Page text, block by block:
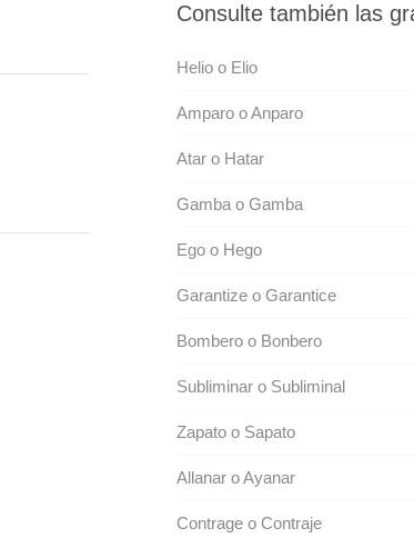
Consulte también las
Helio o Elio
Amparo o Anparo
Atar o Hatar
Gamba o Gamba
Ego o Hego
Garantize o Garantice
Bombero o Bonbero
Subliminar o Subliminal
Zapato o Sapato
Allanar o Ayanar
Contrage o Contraje